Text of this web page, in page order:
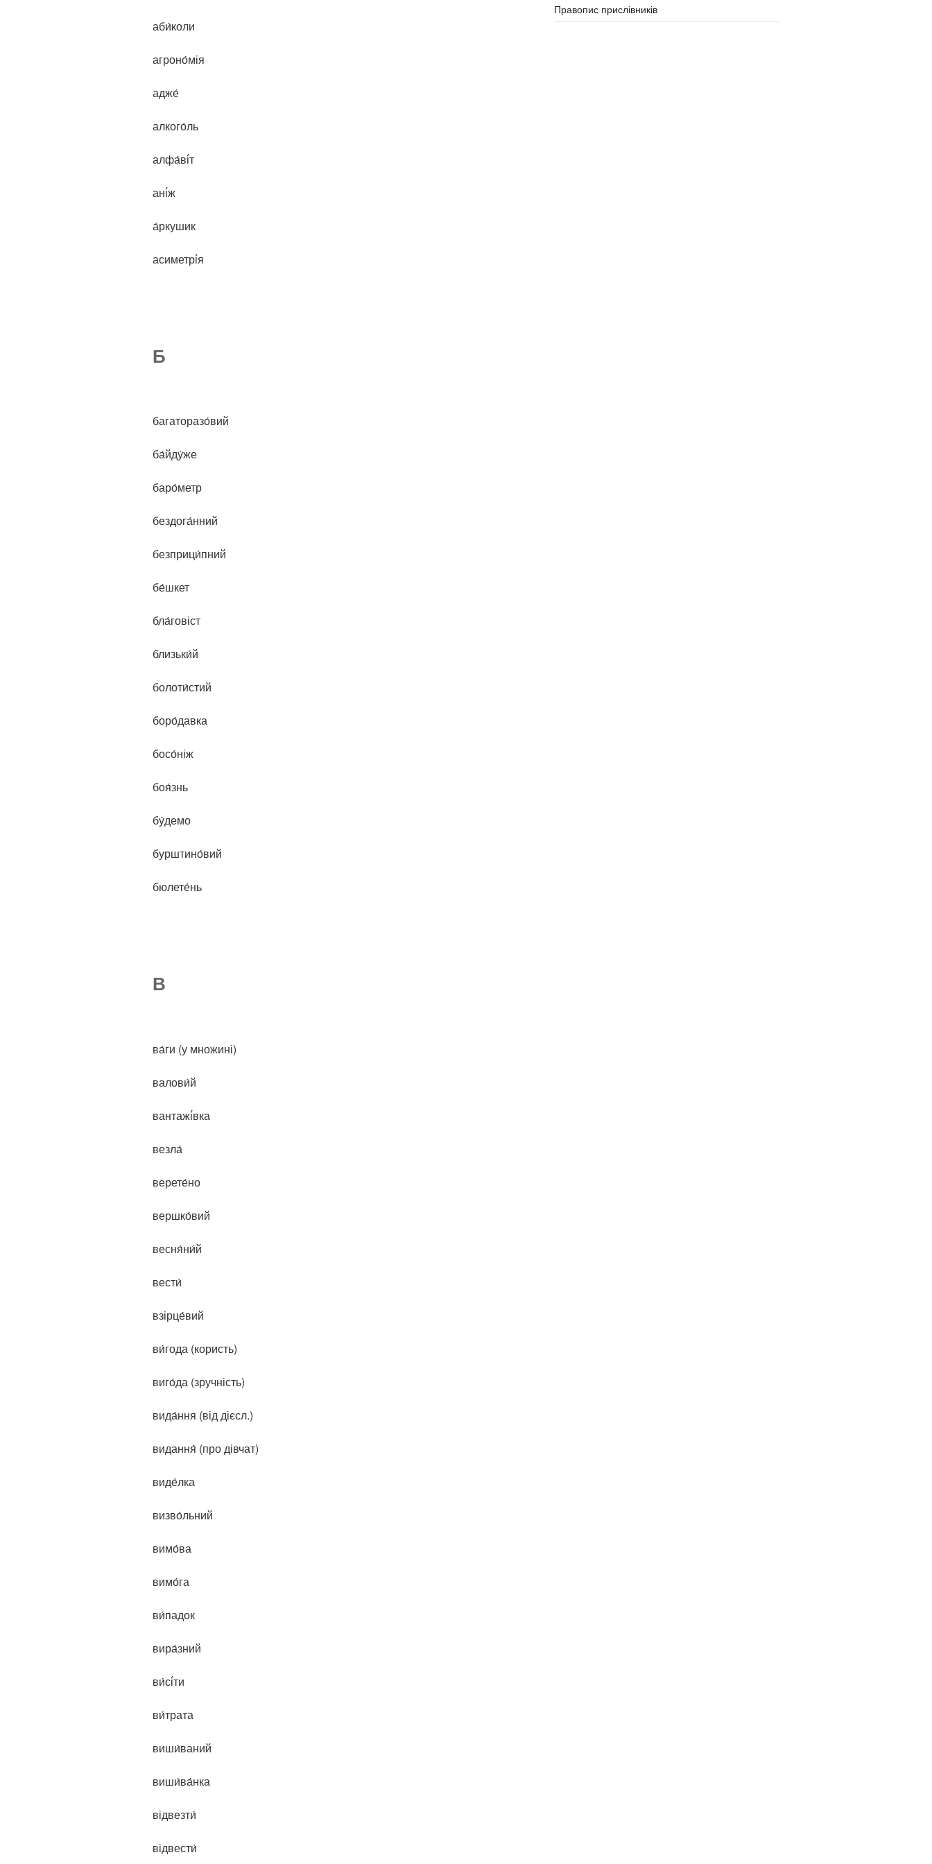
аби́коли
агроно́мія
адже́
алкого́ль
алфа́ві́т
ані́ж
а́ркушик
асиметрі́я
Б
багаторазо́вий
ба́йду́же
баро́метр
бездога́нний
безприци́пний
бе́шкет
бла́говіст
близьки́й
болоти́стий
боро́давка
босо́ніж
боя́знь
бу́демо
бурштино́вий
бюлете́нь
В
ва́ги (у множині)
валови́й
вантажі́вка
везла́
верете́но
вершко́вий
весня́ни́й
вести́
взірце́вий
ви́года (користь)
виго́да (зручність)
вида́ння (від дієсл.)
видання́ (про дівчат)
виде́лка
визво́льний
вимо́ва
вимо́га
ви́падок
вира́зний
ви́сі́ти
ви́трата
виши́ваний
виши́ва́нка
відвезти́
відвести́
Правопис прислівників